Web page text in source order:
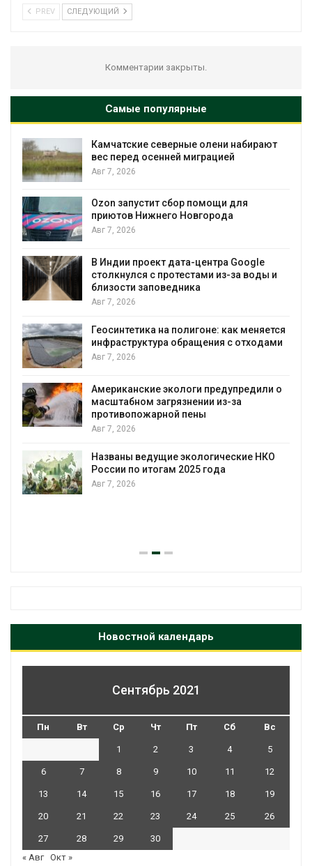
PREV СЛЕДУЮЩИЙ
Комментарии закрыты.
Самые популярные
Камчатские северные олени набирают
вес перед осенней миграцией
Авг 7, 2026
Ozon запустит сбор помощи для
приютов Нижнего Новгорода
Авг 7, 2026
В Индии проект дата-центра Google
столкнулся с протестами из-за воды и
близости заповедника
Авг 7, 2026
Геосинтетика на полигоне: как меняется
инфраструктура обращения с отходами
Авг 7, 2026
Американские экологи предупредили о
масштабном загрязнении из-за
противопожарной пены
Авг 7, 2026
Названы ведущие экологические НКО
России по итогам 2025 года
Авг 7, 2026
Новостной календарь
Сентябрь 2021
Пн Вт Ср Чт Пт Сб Вс
1 2 3 4 5
6 7 8 9 10 11 12
13 14 15 16 17 18 19
20 21 22 23 24 25 26
27 28 29
30
« Авг Окт »